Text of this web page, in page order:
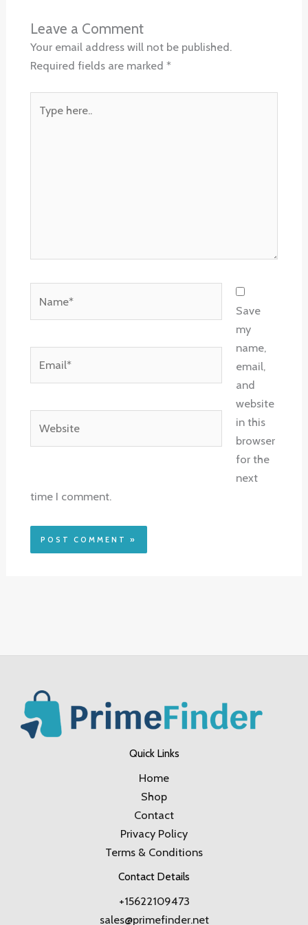
Leave a Comment
Your email address will not be published.
Required fields are marked *
here..
Save
my
name,
email,
and
website
in this
browser
for the
next
time I comment.
Quick Links
Home
Shop
Contact
Privacy Policy
Terms & Conditions
Contact Details
+15622109473
sales@primefinder.net